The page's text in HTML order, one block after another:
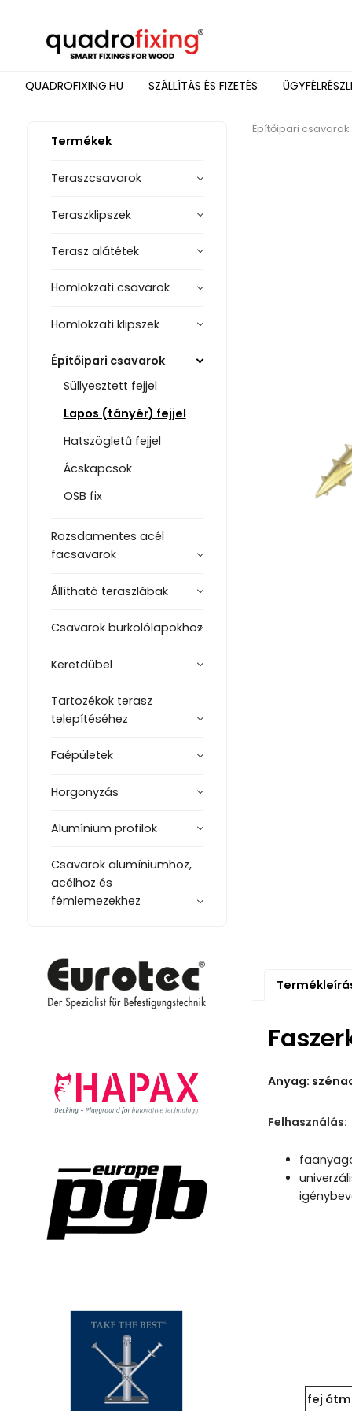
QUADROFIXING.HU SZÁLLÍTÁS ÉS FIZETÉS
Termékek
Teraszcsavarok
Teraszklipszek
Terasz alátétek
Homlokzati csavarok
Homlokzati klipszek
Építőipari csavarok
Süllyesztett fejjel
Lapos (tányér) fejjel
Hatszögletű fejjel
Ácskapcsok
OSB fix
Rozsdamentes acél
facsavarok
Állítható teraszlábak
Csavarok burkolólapokhoz
Keretdübel
Tartozékok terasz
telepítéséhez
Faépületek
Horgonyzás
Alumínium profilok
Csavarok alumíniumhoz,
acélhoz és
fémlemezekhez
Építőipari csavarok
Anyag:
Felhasználás:
fej